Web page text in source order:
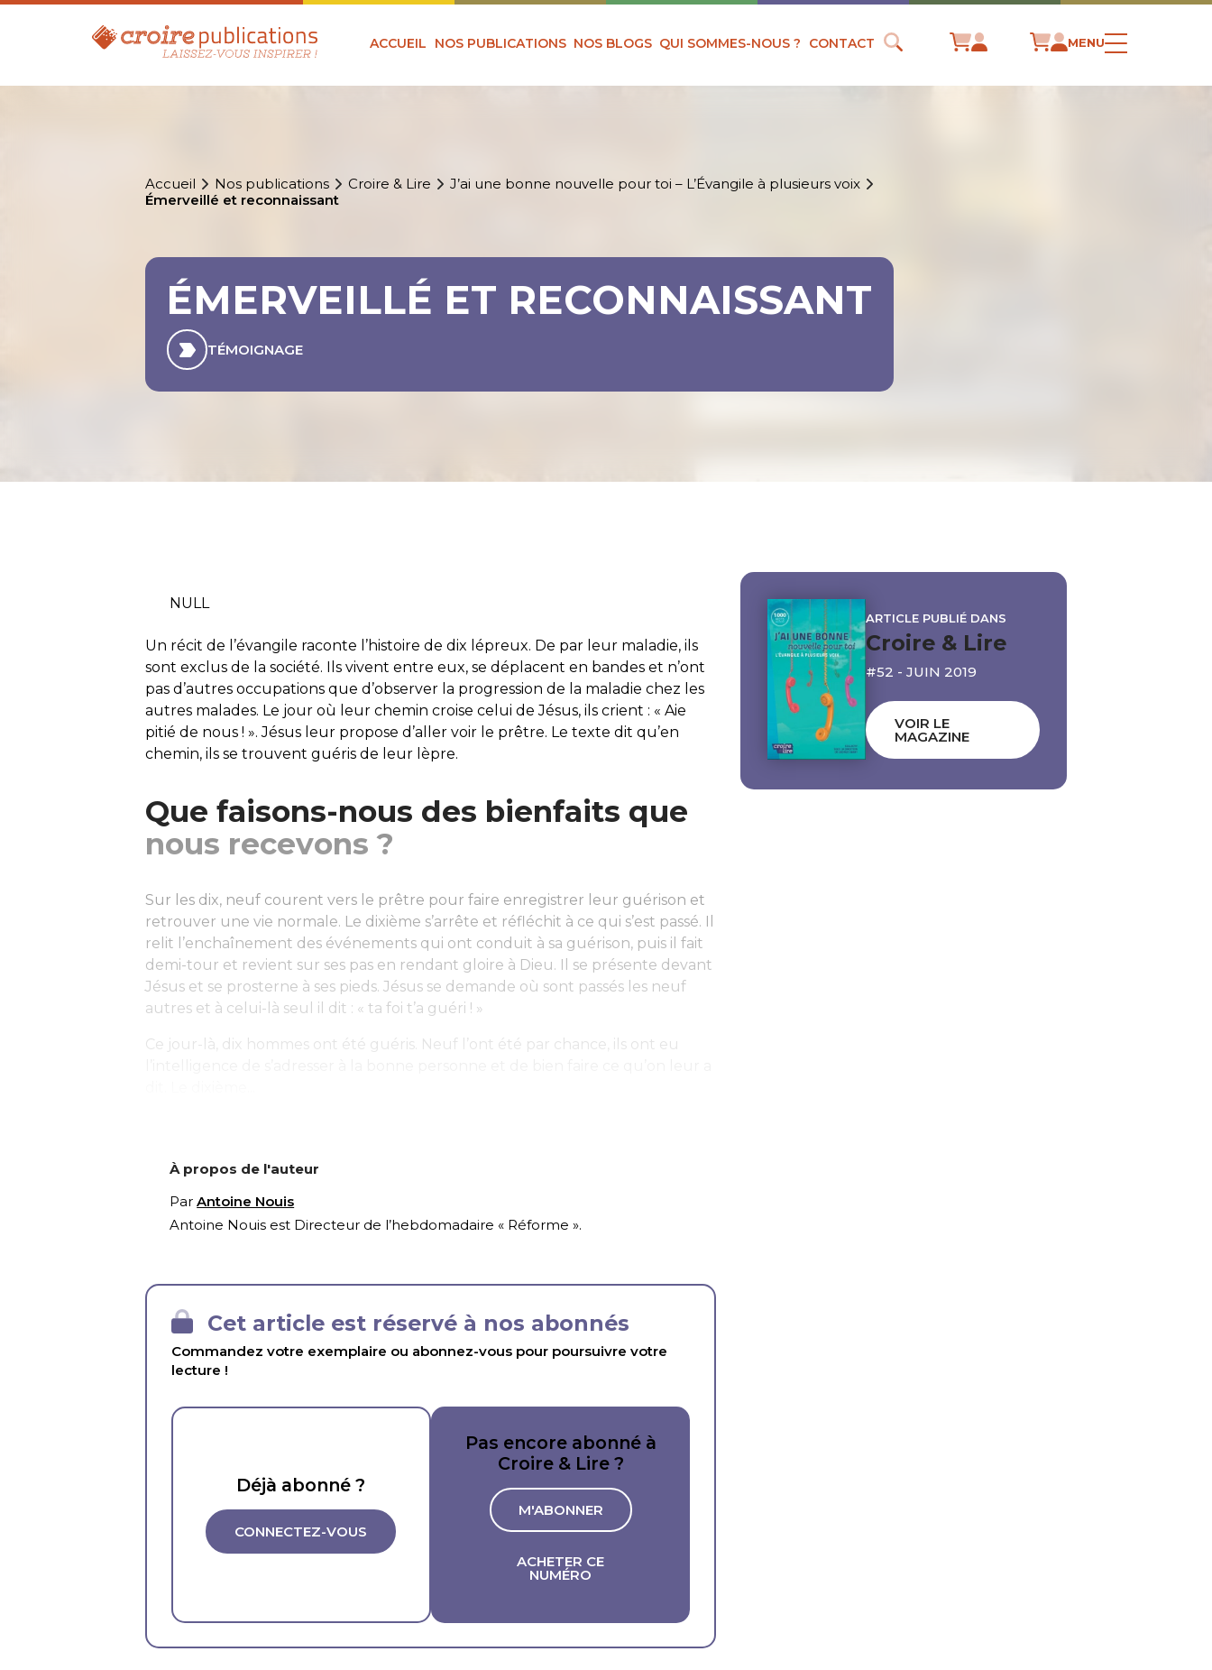
ACCUEIL NOS PUBLICATIONS NOS BLOGS QUI SOMMES-NOUS ? CONTACT MENU
Accueil Nos publications Croire & Lire
J’ai une bonne nouvelle pour toi – L’Évangile à plusieurs voix
Émerveillé et reconnaissant
ÉMERVEILLÉ ET RECONNAISSANT
TÉMOIGNAGE
NULL
Un récit de l’évangile raconte l’histoire de dix lépreux. De par leur maladie, ils
sont exclus de la société. Ils vivent entre eux, se déplacent en bandes et n’ont
pas d’autres occupations que d’observer la progression de la maladie chez les
autres malades. Le jour où leur chemin croise celui de Jésus, ils crient : « Aie
pitié de nous ! ». Jésus leur propose d’aller voir le prêtre. Le texte dit qu’en
chemin, ils se trouvent guéris de leur lèpre.
Que faisons-nous des bienfaits que
nous recevons ?
Sur les dix, neuf courent vers le prêtre pour faire enregistrer leur guérison et
retrouver une vie normale. Le dixième s’arrête et réfléchit à ce qui s’est passé. Il
relit l’enchaînement des événements qui ont conduit à sa guérison, puis il fait
demi-tour et revient sur ses pas en rendant gloire à Dieu. Il se présente devant
Jésus et se prosterne à ses pieds. Jésus se demande où sont passés les neuf
autres et à celui-là seul il dit : « ta foi t’a guéri ! »
Ce jour-là, dix hommes ont été guéris. Neuf l’ont été par chance, ils ont eu
À propos de l'auteur
ParAntoine Nouis
Antoine Nouis est Directeur de l’hebdomadaire « Réforme ».
Cet article est réservé à nos abonnés
Commandez votre exemplaire ou abonnez-vous pour poursuivre votre
lecture !
Déjà abonné ?
CONNECTEZ-VOUS
Pas encore abonné à
Croire & Lire ?
M'ABONNER
ACHETER CE
NUMÉRO
ARTICLE PUBLIÉ DANS
Croire & Lire
#52 - JUIN 2019
VOIR LE
MAGAZINE